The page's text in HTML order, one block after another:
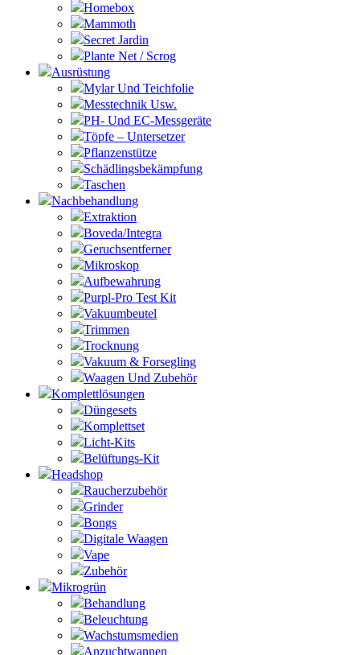
Homebox
Mammoth
Secret Jardin
Plante Net / Scrog
Ausrüstung
Mylar Und Teichfolie
Messtechnik Usw.
PH- Und EC-Messgeräte
Töpfe – Untersetzer
Pflanzenstütze
Schädlingsbekämpfung
Taschen
Nachbehandlung
Extraktion
Boveda/Integra
Geruchsentferner
Mikroskop
Aufbewahrung
Purpl-Pro Test Kit
Vakuumbeutel
Trimmen
Trocknung
Vakuum & Forsegling
Waagen Und Zubehör
Komplettlösungen
Düngesets
Komplettset
Licht-Kits
Belüftungs-Kit
Headshop
Raucherzubehör
Grinder
Bongs
Digitale Waagen
Vape
Zubehör
Mikrogrün
Behandlung
Beleuchtung
Wachstumsmedien
Anzuchtwannen